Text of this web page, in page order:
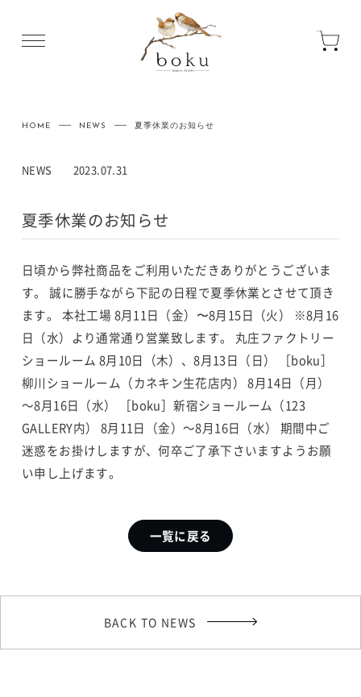
HOME NEWS 夏季休業のお知らせ
NEWS 2023.07.31
夏季休業のお知らせ
日頃から弊社商品をご利用いただきありがとうございま
す。
誠に勝手ながら下記の日程で夏季休業とさせて頂き
ます。
本社工場 8月11日（金）〜8月15日（火）
※8月16
日（水）より通常通り営業致します。
丸庄ファクトリー
ショールーム 8月10日（木）、8月13日（日）
［boku］
柳川ショールーム（カネキン生花店内） 8月14日（月）
～8月16日（水）
［boku］新宿ショールーム（123
GALLERY内）
8月11日（金）～8月16日（水）
期間中ご
迷惑をお掛けしますが、何卒ご了承下さいますようお願
い申し上げます。
一覧に戻る
BACK TO NEWS